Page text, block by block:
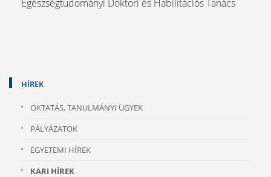
Egészségtudományi Doktori és Habilitációs Tanács
HÍREK
OKTATÁS, TANULMÁNYI ÜGYEK
PÁLYÁZATOK
EGYETEMI HÍREK
KARI HÍREK